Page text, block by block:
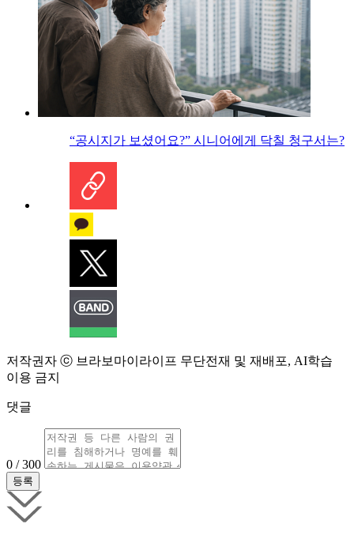
“공시지가 보셨어요?” 시니어에게 닥칠 청구서는?
저작권자 ⓒ 브라보마이라이프 무단전재 및 재배포, AI학습
이용 금지
댓글
0 / 300